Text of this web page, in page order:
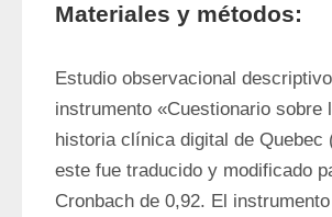
Materiales y métodos:
Estudio observacional
instrumento «Cuestionario
historia clínica digital de
este fue traducido y modificado
Cronbach de 0,92. El